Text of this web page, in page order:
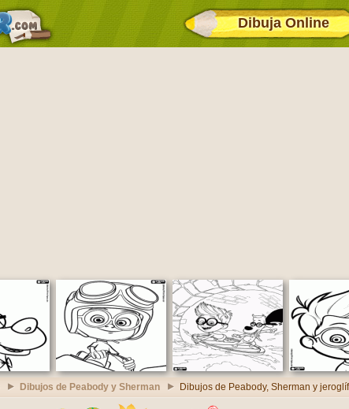
Dibuja Online
Dibujos de Peabody y Sherman Dibujos de Peabody, Sherman y